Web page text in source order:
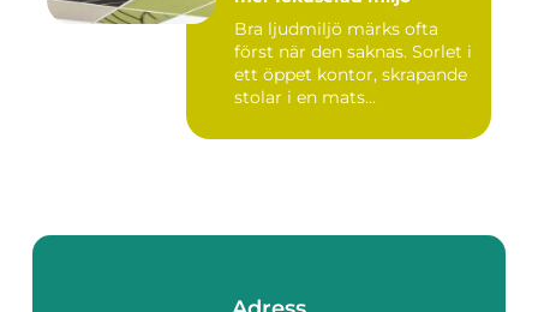
Bra ljudmiljö märks ofta
först när den saknas. Sorlet i
ett öppet kontor, skrapande
stolar i en mats...